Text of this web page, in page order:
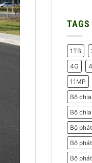
–ở
TAGS
1TB
4G
11MP
Bô
Bộ
Bộ
Bộ
Bộ